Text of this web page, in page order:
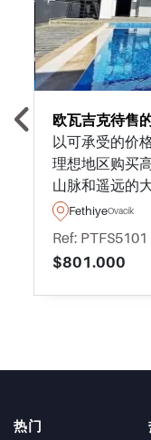
欧瓦吉克待售
以可承受的价
理想地区购买
山脉和遥远的
FethiyeOvacik
Ref: PTFS5101
$801.000
热门